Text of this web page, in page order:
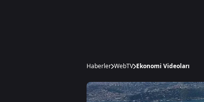
Haberler WebTV Ekonomi Videoları